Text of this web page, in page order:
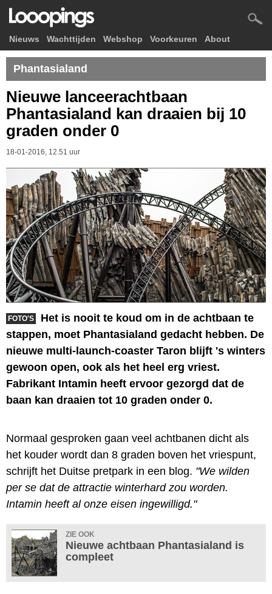
Nieuws Wachttijden Webshop Voorkeuren About
Phantasialand
Nieuwe lanceerachtbaan
Phantasialand kan draaien bij 10
graden onder 0
18-01-2016, 12.51 uur
FOTO'S
Het is nooit te koud om in de achtbaan te
stappen, moet Phantasialand gedacht hebben. De
nieuwe multi-launch-coaster Taron blijft 's winters
gewoon open, ook als het heel erg vriest.
Fabrikant Intamin heeft ervoor gezorgd dat de
baan kan draaien tot 10 graden onder 0.
Normaal gesproken gaan veel achtbanen dicht als
het kouder wordt dan 8 graden boven het vriespunt,
schrijft het Duitse pretpark in een blog. "We wilden
per se dat de attractie winterhard zou worden.
Intamin heeft al onze eisen ingewilligd."
ZIE OOK
Nieuwe achtbaan Phantasialand is
compleet